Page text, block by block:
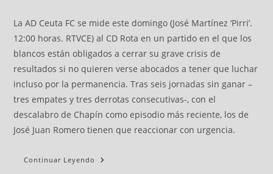
La AD Ceuta FC se mide este domingo (José Martínez ‘Pirri’.
12:00 horas. RTVCE) al CD Rota en un partido en el que los
blancos están obligados a cerrar su grave crisis de
resultados si no quieren verse abocados a tener que luchar
incluso por la permanencia. Tras seis jornadas sin ganar –
tres empates y tres derrotas consecutivas-, con el
descalabro de Chapín como episodio más reciente, los de
José Juan Romero tienen que reaccionar con urgencia.
Continuar Leyendo